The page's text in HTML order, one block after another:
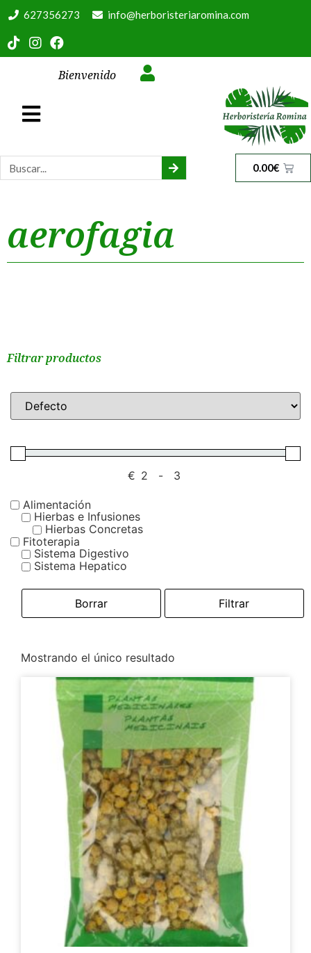
627356273 info@herboristeriaromina.com
Bienvenido
0.00€
aerofagia
Filtrar productos
€ -
Alimentación
Hierbas e Infusiones
Hierbas Concretas
Fitoterapia
Sistema Digestivo
Sistema Hepatico
Filtrar
Borrar
Mostrando el único resultado